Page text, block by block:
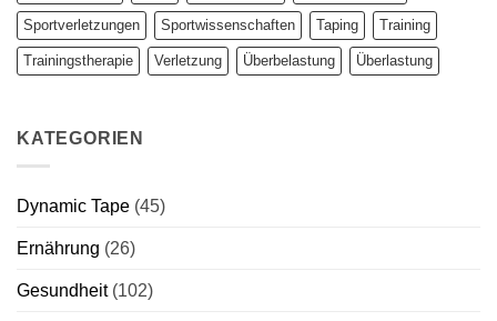
Sportverletzungen Sportwissenschaften Taping Training
Trainingstherapie Verletzung Überbelastung Überlastung
KATEGORIEN
Dynamic Tape (45)
Ernährung (26)
Gesundheit(102)